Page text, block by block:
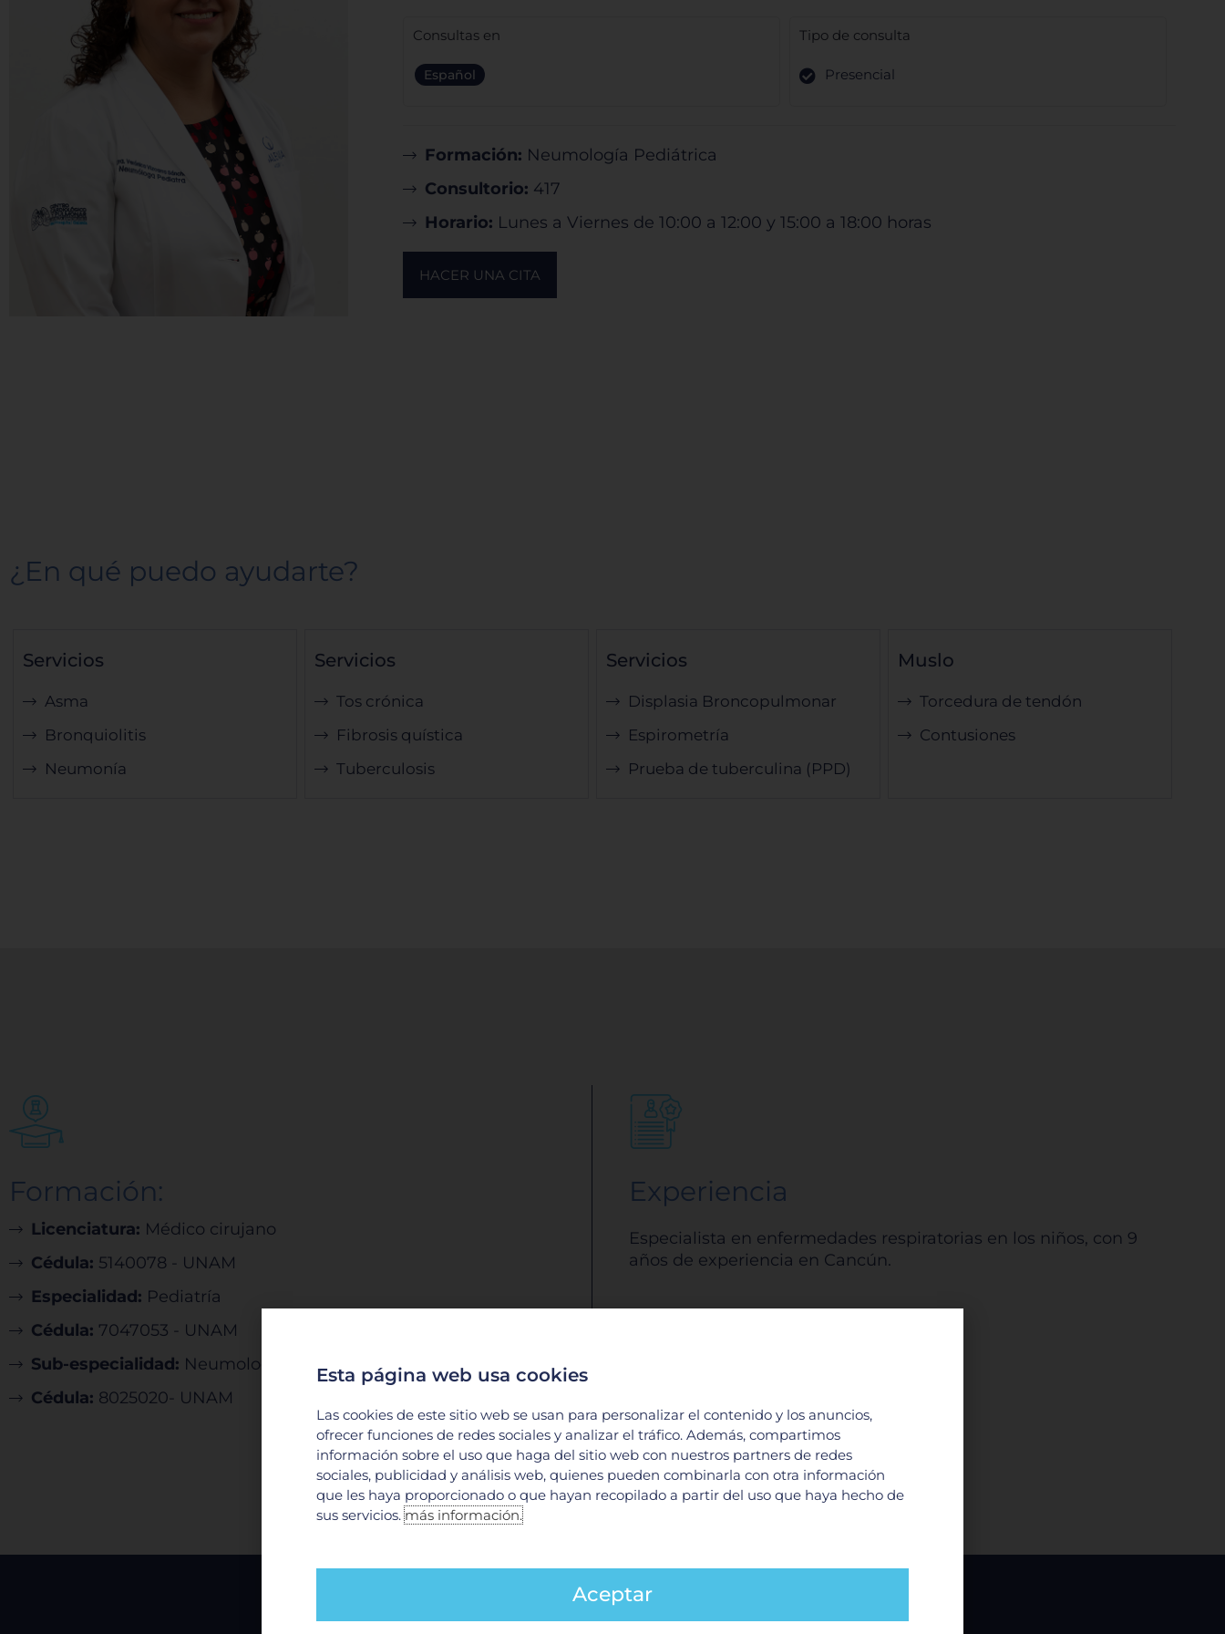
Consultas en
Español
Tipo de consulta
Presencial
Formación: Neumología Pediátrica
Consultorio: 417
Horario: Lunes a Viernes de 10:00 a 12:00 y 15:00 a 18:00 horas
HACER UNA CITA
¿En qué puedo ayudarte?
Servicios
Asma
Bronquiolitis
Neumonía
Servicios
Tos crónica
Fibrosis quística
Tuberculosis
Servicios
Displasia Broncopulmonar
Espirometría
Prueba de tuberculina (PPD)
Muslo
Torcedura de tendón
Contusiones
Formación:
Licenciatura: Médico cirujano
Cédula: 5140078 - UNAM
Especialidad: Pediatría
Cédula: 7047053 - UNAM
Sub-especialidad: Neumología pediátrica
Cédula: 8025020- UNAM
Experiencia
Especialista en enfermedades respiratorias en los niños, con 9
años de experiencia en Cancún.
Esta página web usa cookies
Las cookies de este sitio web se usan para personalizar el contenido y los anuncios,
ofrecer funciones de redes sociales y analizar el tráfico. Además, compartimos
información sobre el uso que haga del sitio web con nuestros partners de redes
sociales, publicidad y análisis web, quienes pueden combinarla con otra información
que les haya proporcionado o que hayan recopilado a partir del uso que haya hecho de
sus servicios.más información.
Aceptar